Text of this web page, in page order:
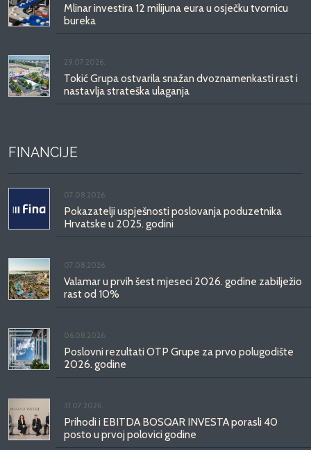
Mlinar investira 12 milijuna eura u osječku tvornicu
bureka
29.07.2026.
Tokić Grupa ostvarila snažan dvoznamenkasti rast i
nastavlja strateška ulaganja
FINANCIJE
07.08.2026.
Pokazatelji uspješnosti poslovanja poduzetnika
Hrvatske u 2025. godini
07.08.2026.
Valamar u prvih šest mjeseci 2026. godine zabilježio
rast od 10%
06.08.2026.
Poslovni rezultati OTP Grupe za prvo polugodište
2026. godine
31.07.2026.
Prihodi i EBITDA BOSQAR INVESTA porasli 40
posto u prvoj polovici godine